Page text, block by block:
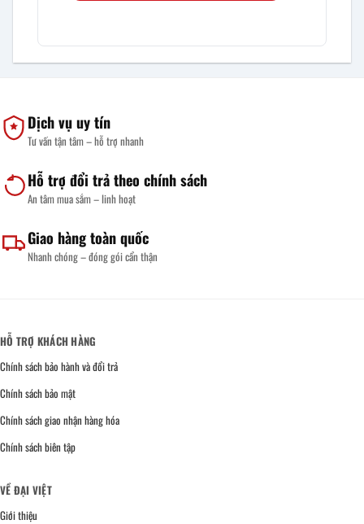
Dịch vụ uy tín
Tư vấn tận tâm – hỗ trợ nhanh
Hỗ trợ đổi trả theo chính sách
An tâm mua sắm – linh hoạt
Giao hàng toàn quốc
Nhanh chóng – đóng gói cẩn thận
HỖ TRỢ KHÁCH HÀNG
Chính sách bảo hành và đổi trả
Chính sách bảo mật
Chính sách giao nhận hàng hóa
Chính sách biên tập
VỀ ĐẠI VIỆT
Giới thiệu